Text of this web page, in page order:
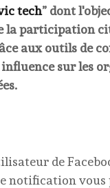
tech” dont
la participation
aux outils de
sur les
de
notification vous